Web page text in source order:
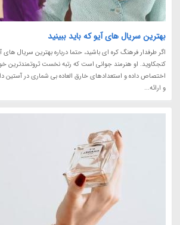
بهترین سریال های آیو که باید ببینید
کنجکاوید. او هنرمند جوانی است که رتبه نخست ثروتمندترین
اختصاص داده و استعدادهای خارق العاده بی شماری در آستین
و ارائه...